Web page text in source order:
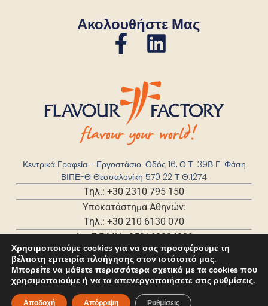
Κεντρικά Γραφεία - Εργοστάσιο: Οδός 16, Ο.Τ. 39Β Γ' Φάση
ΒΙΠΕ-Θ Θεσσαλονίκη 570 22 Τ.Θ.1274
Τηλ.: +30 2310 795 150
Υποκατάστημα Αθηνών:
Τηλ.: +30 210 6130 070
Αρ. Γ.Ε.ΜΗ.: 059168204000
Ακολουθήστε Μας
Χρησιμοποιούμε cookies για να σας προσφέρουμε τη
βέλτιστη εμπειρία πλοήγησης στον ιστότοπό μας.
Μπορείτε να μάθετε περισσότερα σχετικά με τα cookies που
χρησιμοποιούμε ή να τα απενεργοποιήσετε στις ρυθμίσεις.
Αποδοχή Απόρριψη Ρυθμίσεις